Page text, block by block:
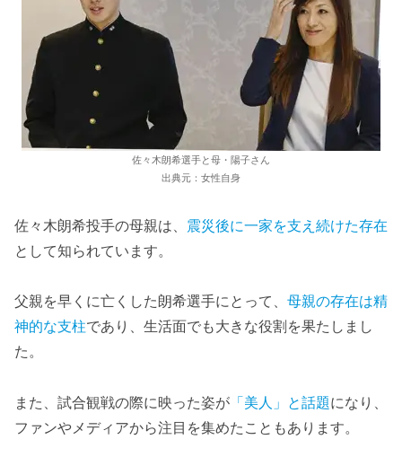
佐々木朗希選手と母・陽子さん
出典元：女性自身
佐々木朗希投手の母親は、 震災後に一家を支え続けた存在
として知られています。
父親を早くに亡くした朗希選手にとって、 母親の存在は精
神的な支柱であり、生活面でも大きな役割を果たしまし
た。
また、試合観戦の際に映った姿が 「美人」と話題になり、
ファンやメディアから注目を集めたこともあります。